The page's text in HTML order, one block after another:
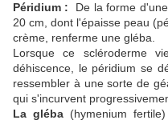
Péridium : De la forme
20 cm, dont l'épaisse peau
crème, renferme une gléba
Lorsque ce scléroderme
déhiscence, le péridium se
ressembler à une sorte de
qui s'incurvent
La gléba (hymenium